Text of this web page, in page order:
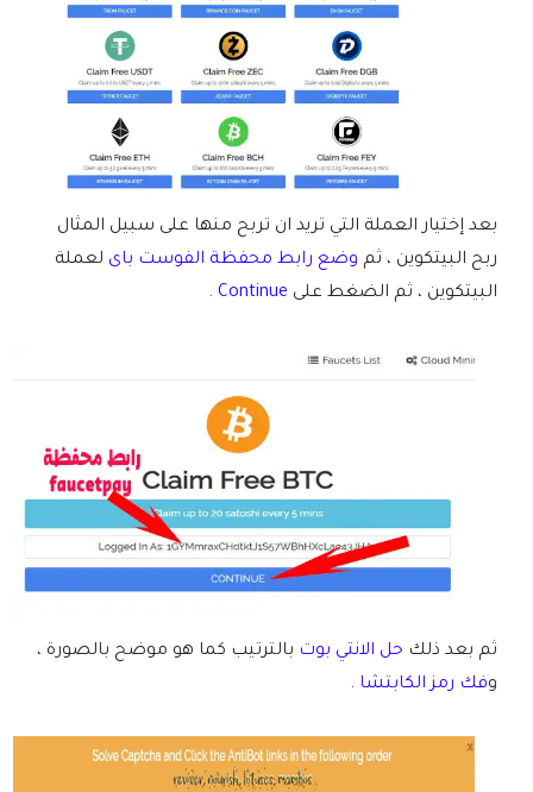
بعد إختيار العملة التي تريد ان تربح منها على سبيل المثال
ربح البيتكوين ، ثموضع رابط محفظة الفوست باىلعملة
البيتكوين ، ثم الضغط علىContinue
.
ثم بعد ذلكحل الانتي بوتبالترتيب كما هو موضح بالصورة ،
فك رمز الكابتشا.